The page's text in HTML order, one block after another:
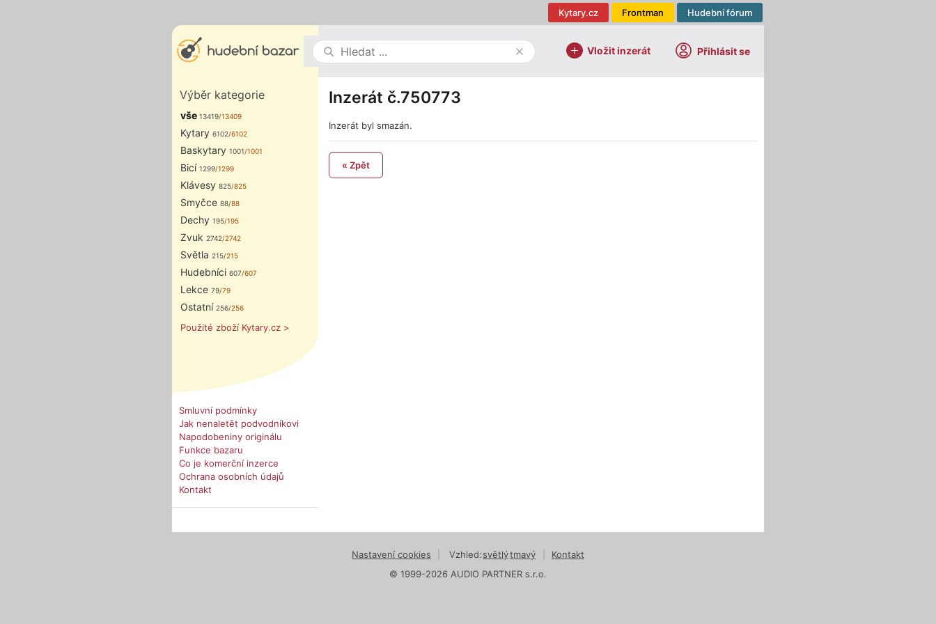
Hudební fórum
Frontman
Kytary.cz
Vložit inzerát Přihlásit se
Výběr kategorie
vše 13419/13409
Kytary 6102/6102
Baskytary 1001/1001
Bicí 1299/1299
Klávesy 825/825
Smyčce 88/88
Dechy 195/195
Zvuk 2742/2742
Světla 215/215
Hudebníci 607/607
Lekce 79/79
Ostatní 256/256
Použité zboží Kytary.cz >
Smluvní podmínky
Jak nenaletět podvodníkovi
Napodobeniny originálu
Funkce bazaru
Co je komerční inzerce
Ochrana osobních údajů
Kontakt
Inzerát č.750773
Inzerát byl smazán.
« Zpět
Nastavení cookies Vzhled:světlýtmavý
Kontakt
© 1999-2026 AUDIO PARTNER s.r.o.